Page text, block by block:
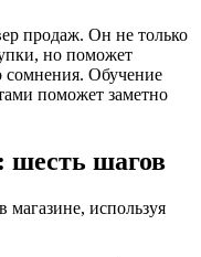
продаж. Он не только
но поможет
сомнения. Обучение
поможет заметно
шесть шагов
магазине, используя